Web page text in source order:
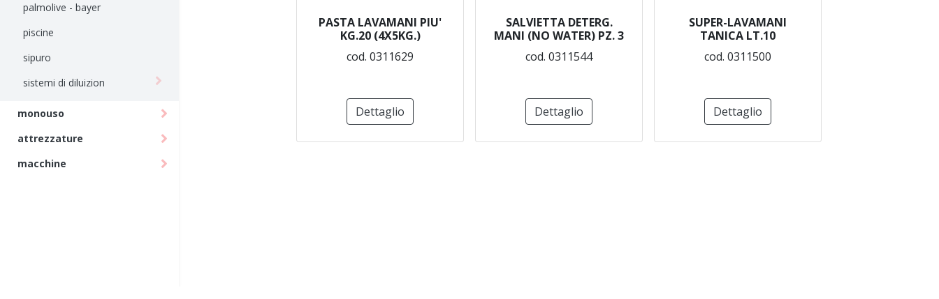
palmolive - bayer
piscine
sipuro
sistemi di diluizion
monouso
attrezzature
macchine
PASTA LAVAMANI PIU'
KG.20 (4X5KG.)
cod. 0311629
Dettaglio
SALVIETTA DETERG.
MANI (NO WATER) PZ. 3
cod. 0311544
Dettaglio
SUPER-LAVAMANI
TANICA LT.10
cod. 0311500
Dettaglio